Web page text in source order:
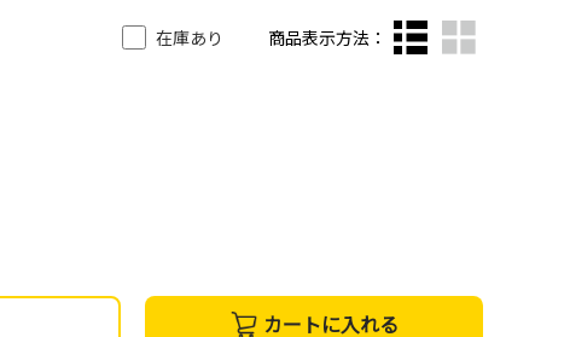
在庫あり 商品表示方法：
カートに入れる